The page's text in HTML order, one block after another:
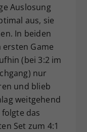
Auslosung
aus, sie
In beiden
Game
(bei 3:2 im
nur
und blieb
weitgehend
das
Set zum 4:1